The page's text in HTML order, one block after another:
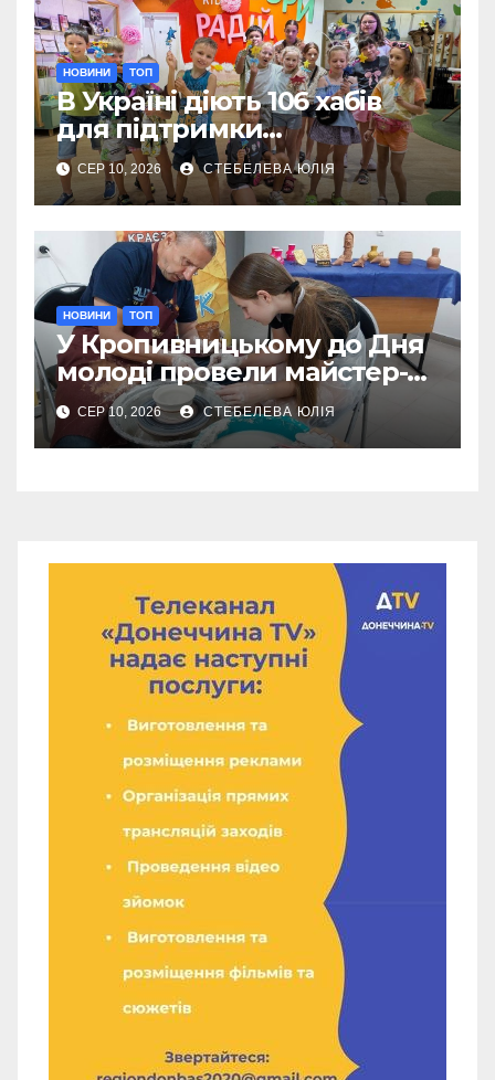
НОВИНИ ТОП
В Україні діють 106 хабів
для підтримки
переселенців із Донеччини
СЕР 10, 2026 СТЕБЕЛЕВА ЮЛІЯ
НОВИНИ ТОП
У Кропивницькому до Дня
молоді провели майстер-
клас із гончарства
СЕР 10, 2026 СТЕБЕЛЕВА ЮЛІЯ